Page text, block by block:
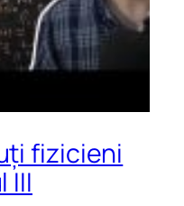
fizicieni
III